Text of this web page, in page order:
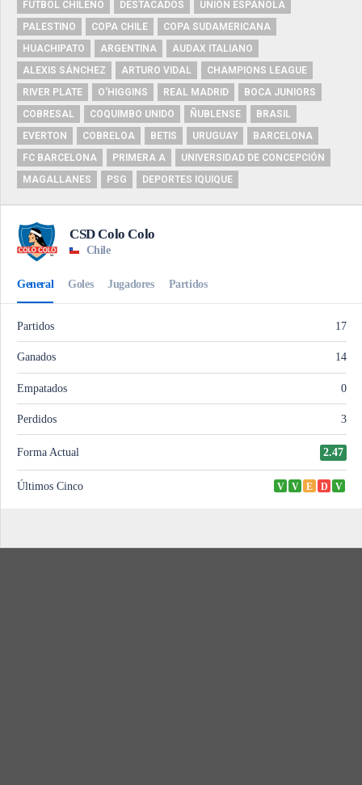
FUTBOL CHILENO
DESTACADOS
UNIÓN ESPAÑOLA
PALESTINO
COPA CHILE
COPA SUDAMERICANA
HUACHIPATO
ARGENTINA
AUDAX ITALIANO
ALEXIS SÁNCHEZ
ARTURO VIDAL
CHAMPIONS LEAGUE
RIVER PLATE
O'HIGGINS REAL MADRID
BOCA JUNIORS
COBRESAL
COQUIMBO UNIDO ÑUBLENSE
BRASIL
EVERTON
COBRELOA BETIS URUGUAY
BARCELONA
FC BARCELONA
PRIMERA A
UNIVERSIDAD DE CONCEPCIÓN
MAGALLANES
PSG DEPORTES IQUIQUE